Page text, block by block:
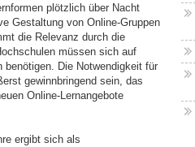
plötzlich über Nacht
Gestaltung von Online-Gruppen
die Relevanz durch die
müssen sich auf
Die Notwendigkeit für
gewinnbringend sein, das
Online-Lernangebote
ergibt sich als